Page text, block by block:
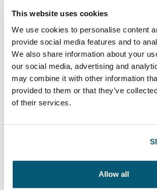
This website uses cookies
We use cookies to personalise content
provide social media features and to
We also share information about your
our social media, advertising and
may combine it with other information
provided to them or that they’ve
of their services.
Allow all
El diseño contemporáneo y las